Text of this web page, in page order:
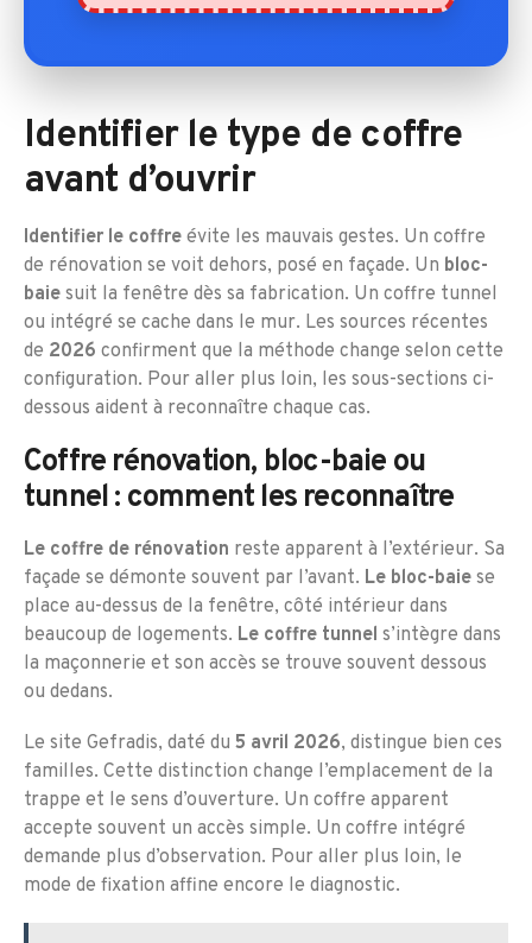
Identifier le type de coffre
avant d’ouvrir
Identifier le coffre évite les mauvais gestes. Un coffre
de rénovation se voit dehors, posé en façade. Un bloc-
baie suit la fenêtre dès sa fabrication. Un coffre tunnel
ou intégré se cache dans le mur. Les sources récentes
de 2026 confirment que la méthode change selon cette
configuration. Pour aller plus loin, les sous-sections ci-
dessous aident à reconnaître chaque cas.
Coffre rénovation, bloc-baie ou
tunnel : comment les reconnaître
Le coffre de rénovation reste apparent à l’extérieur. Sa
façade se démonte souvent par l’avant. Le bloc-baie se
place au-dessus de la fenêtre, côté intérieur dans
beaucoup de logements. Le coffre tunnel s’intègre dans
la maçonnerie et son accès se trouve souvent dessous
ou dedans.
Le site Gefradis, daté du 5 avril 2026, distingue bien ces
familles. Cette distinction change l’emplacement de la
trappe et le sens d’ouverture. Un coffre apparent
accepte souvent un accès simple. Un coffre intégré
demande plus d’observation. Pour aller plus loin, le
mode de fixation affine encore le diagnostic.